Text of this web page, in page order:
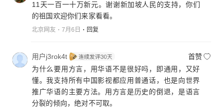
11天一百一十万新元。谢谢新加坡人民的支持，你们
的祖国欢迎你们来家看看。
北京网友 7月6日 回复
用户j3rok4t
首赞
为什么要用方言，用华语不是很好吗，即通用，又好
懂。我支持所有中国影视都应用普通话，也是向世界
推广华语的主要方法。用方言是历史的倒退，是语言
分裂的倾向，绝对不可取。